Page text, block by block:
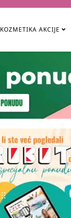
KOZMETIKA AKCIJE